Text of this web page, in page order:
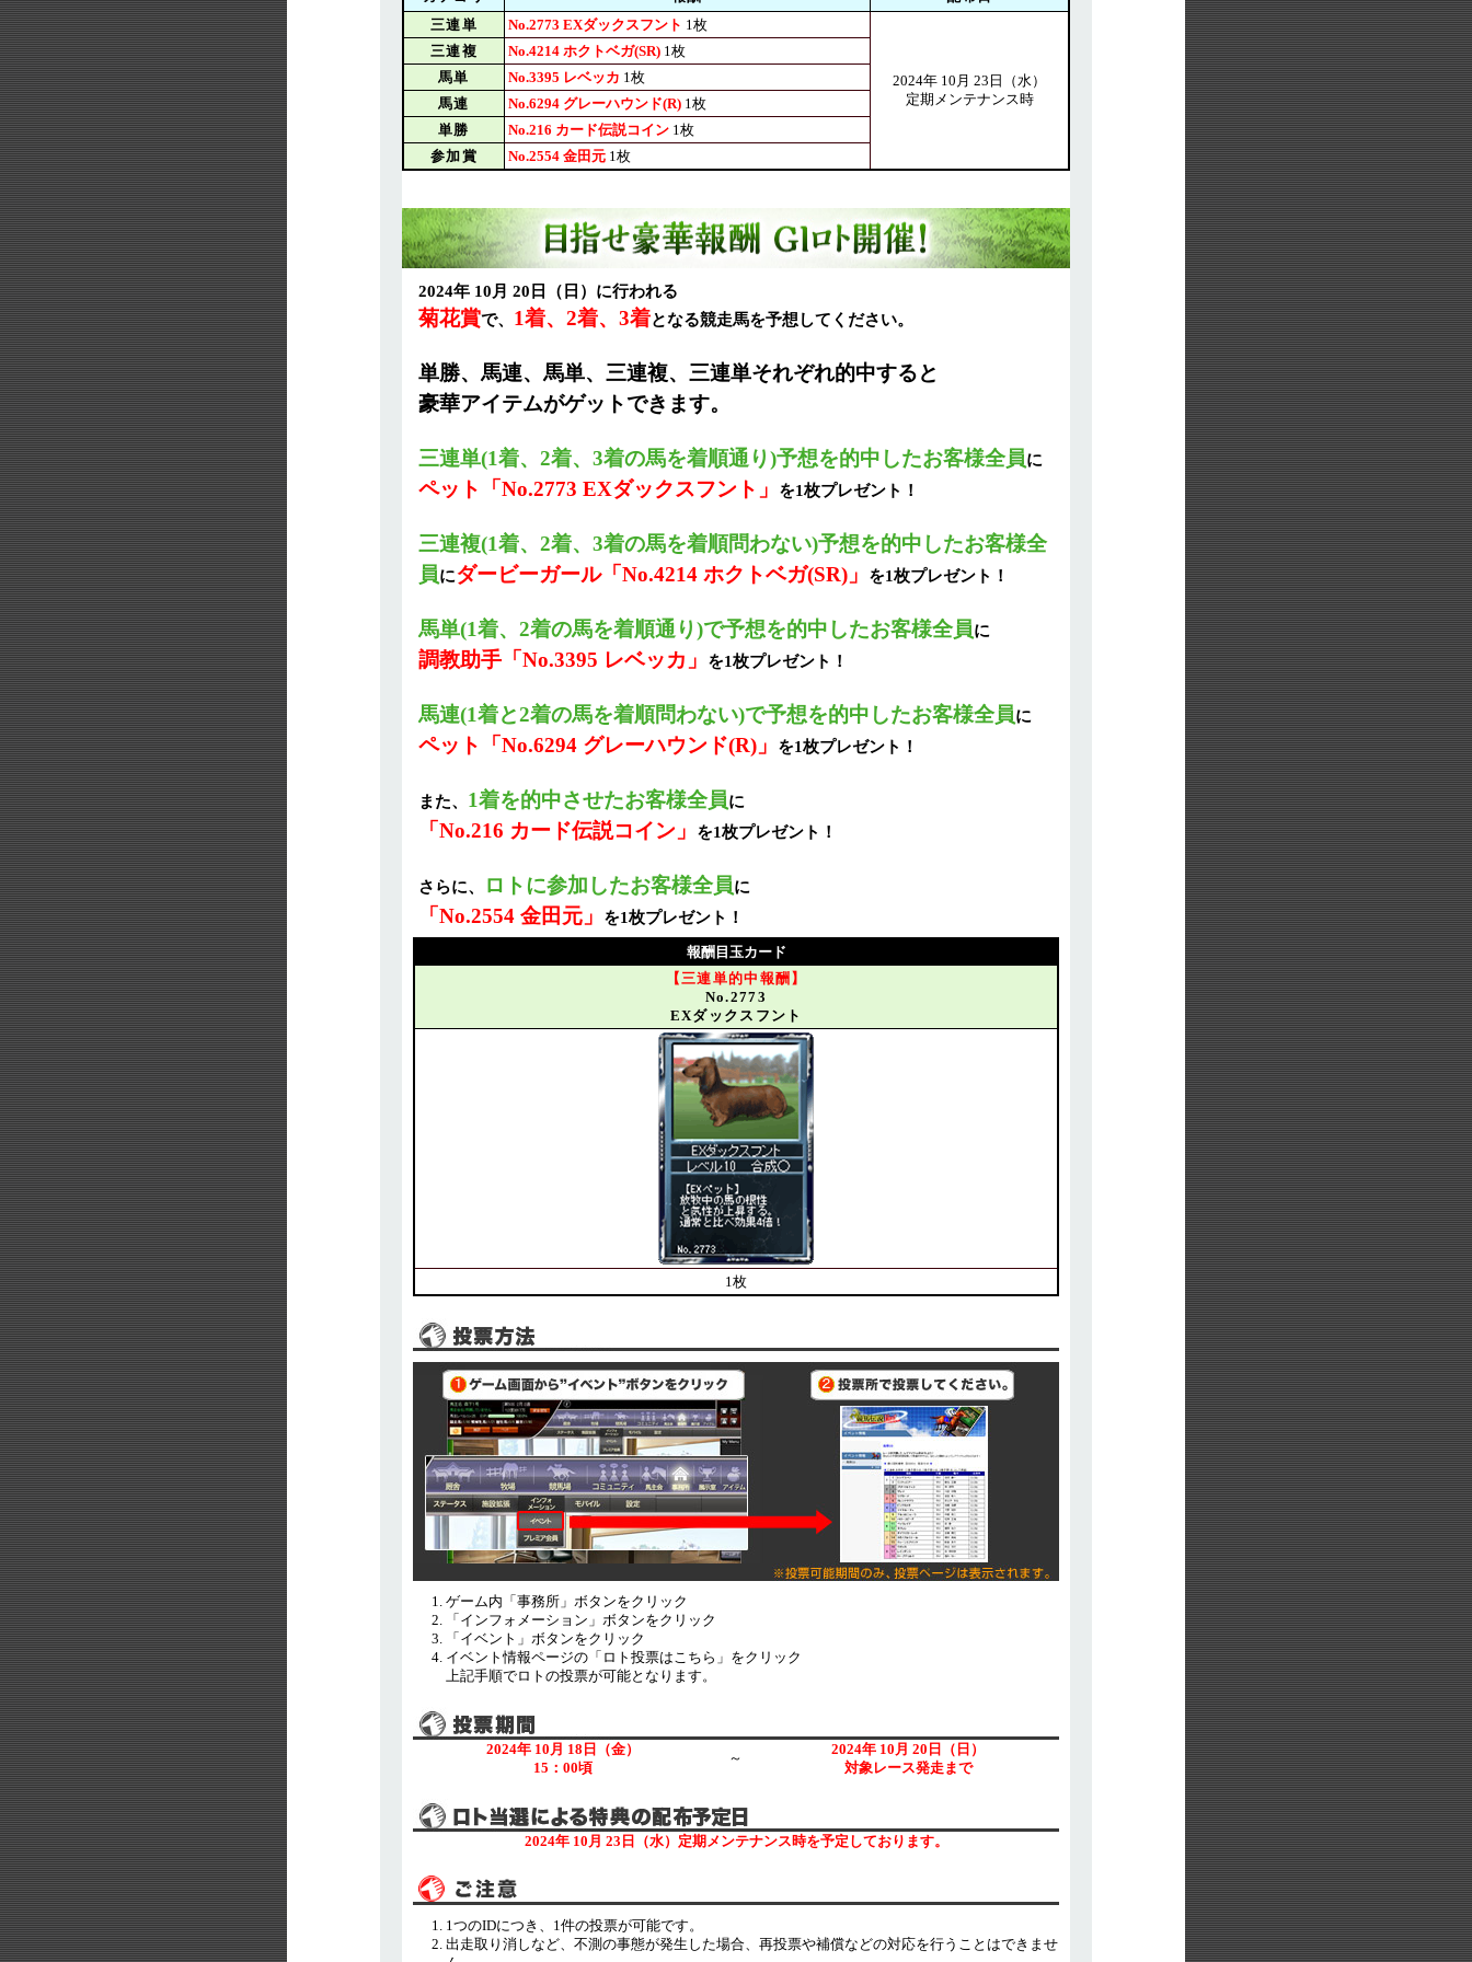
三連単
No.2773 EXダックスフント 1枚
2024年 10月 23日（水）
定期メンテナンス時
三連複 No.4214 ホクトベガ(SR) 1枚
馬単
No.3395 レベッカ 1枚
馬連
No.6294 グレーハウンド(R) 1枚
単勝
No.216 カード伝説コイン 1枚
参加賞
No.2554 金田元 1枚
2024年 10月 20日（日）に行われる
菊花賞で、 1着、2着、3着となる競走馬を予想してください。
単勝、馬連、馬単、三連複、三連単それぞれ的中すると
豪華アイテムがゲットできます。
三連単(1着、2着、3着の馬を着順通り)予想を的中したお客様全員に
ペット「No.2773 EXダックスフント」 を1枚プレゼント！
三連複(1着、2着、3着の馬を着順問わない)予想を的中したお客様全
員にダービーガール「No.4214 ホクトベガ(SR)」 を1枚プレゼント！
馬単(1着、2着の馬を着順通り)で予想を的中したお客様全員に
調教助手「No.3395 レベッカ」 を1枚プレゼント！
馬連(1着と2着の馬を着順問わない)で予想を的中したお客様全員に
ペット「No.6294 グレーハウンド(R)」 を1枚プレゼント！
また、 1着を的中させたお客様全員に
「No.216 カード伝説コイン」 を1枚プレゼント！
さらに、 ロトに参加したお客様全員に
「No.2554 金田元」 を1枚プレゼント！
報酬目玉カード
【三連単的中報酬】
No.2773
EXダックスフント
1枚
ゲーム内「事務所」ボタンをクリック
「インフォメーション」ボタンをクリック
「イベント」ボタンをクリック
イベント情報ページの「ロト投票はこちら」をクリック
上記手順でロトの投票が可能となります。
2024年 10月 18日（金）
15：00頃
～
2024年 10月 20日（日）
対象レース発走まで
2024年 10月 23日（水）定期メンテナンス時を予定しております。
1つのIDにつき、1件の投票が可能です。
出走取り消しなど、不測の事態が発生した場合、再投票や補償などの対応を行うことはできませ